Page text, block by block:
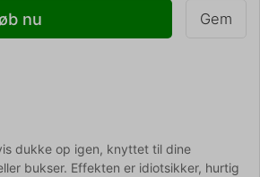
nu Gem
dukke op igen, knyttet til dine
bukser. Effekten er idiotsikker, hurtig